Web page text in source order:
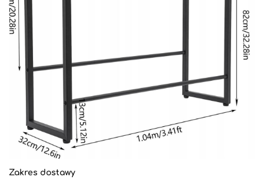
Zakres dostawy